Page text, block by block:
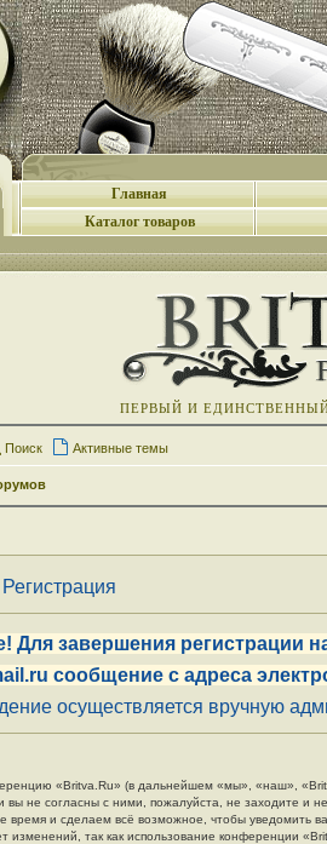
Главная
Каталог товаров
ПЕРВЫЙ И
Поиск Активные темы
Для завершения регистрации
сообщение с адреса
осуществляется вручную
«Britva.Ru» (в дальнейшем «мы», «наш»,
вы не согласны с ними, пожалуйста, не заходите и
время и сделаем всё возможное, чтобы уведомить
изменений, так как использование конференции